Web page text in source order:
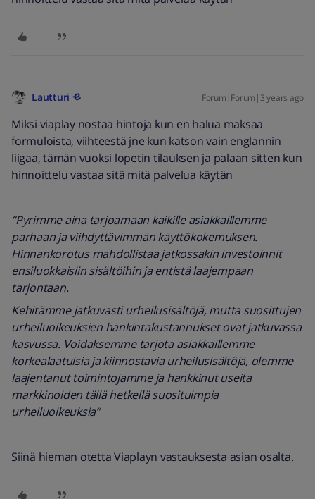
Lautturi Forum|Forum|3 years ago
Miksi viaplay nostaa hintoja kun en halua maksaa
formuloista, viihteestä jne kun katson vain englannin
liigaa, tämän vuoksi lopetin tilauksen ja palaan sitten kun
hinnoittelu vastaa sitä mitä palvelua käytän
“Pyrimme aina tarjoamaan kaikille asiakkaillemme
parhaan ja viihdyttävimmän käyttökokemuksen.
Hinnankorotus mahdollistaa jatkossakin investoinnit
ensiluokkaisiin sisältöihin ja entistä laajempaan
tarjontaan.
Kehitämme jatkuvasti urheilusisältöjä, mutta suosittujen
urheiluoikeuksien hankintakustannukset ovat jatkuvassa
kasvussa. Voidaksemme tarjota asiakkaillemme
korkealaatuisia ja kiinnostavia urheilusisältöjä, olemme
laajentanut toimintojamme ja hankkinut useita
markkinoiden tällä hetkellä suosituimpia
urheiluoikeuksia”
Siinä hieman otetta Viaplayn vastauksesta asian osalta.